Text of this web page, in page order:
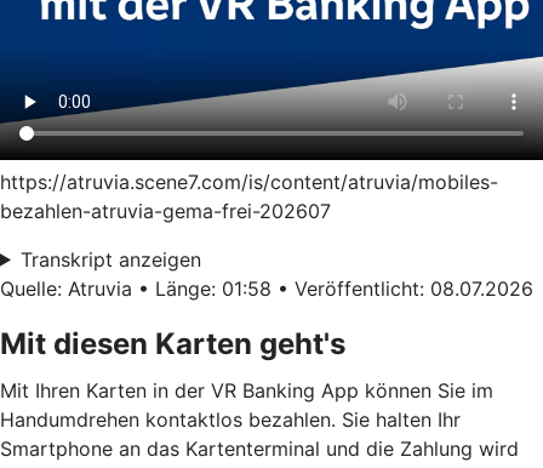
https://atruvia.scene7.com/is/content/atruvia/mobiles-
bezahlen-atruvia-gema-frei-202607
Transkript anzeigen
Quelle: Atruvia • Länge: 01:58 • Veröffentlicht: 08.07.2026
Mit diesen Karten geht's
Mit Ihren Karten in der VR Banking App können Sie im
Handumdrehen kontaktlos bezahlen. Sie halten Ihr
Smartphone an das Kartenterminal und die Zahlung wird